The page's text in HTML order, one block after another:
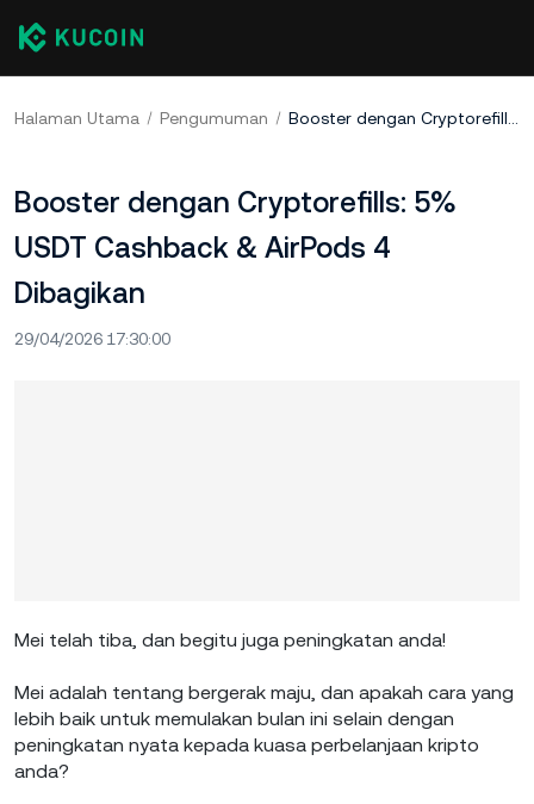
Halaman Utama Pengumuman Booster dengan Cryptorefills: 5% USDT Cashback & AirPods 4 Dibagikan
Booster dengan Cryptorefills: 5%
USDT Cashback & AirPods 4
Dibagikan
29/04/2026 17:30:00
Mei telah tiba, dan begitu juga peningkatan anda!
Mei adalah tentang bergerak maju, dan apakah cara yang
lebih baik untuk memulakan bulan ini selain dengan
peningkatan nyata kepada kuasa perbelanjaan kripto
anda?